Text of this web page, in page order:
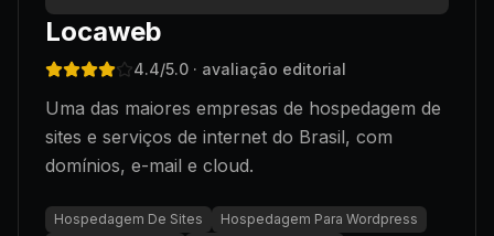
Locaweb
4.4/5.0 · avaliação editorial
Uma das maiores empresas de hospedagem de
sites e serviços de internet do Brasil, com
domínios, e-mail e cloud.
Hospedagem De Sites
Hospedagem Para Wordpress